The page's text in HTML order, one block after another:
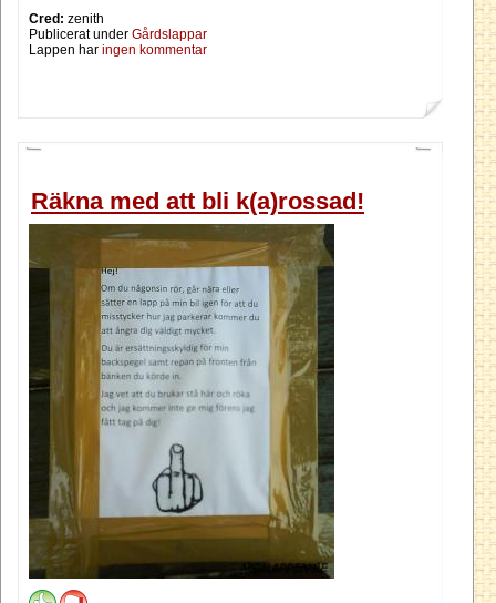
Cred: zenith
Publicerat under Gårdslappar
Lappen har ingen kommentar
Räkna med att bli k(a)rossad!